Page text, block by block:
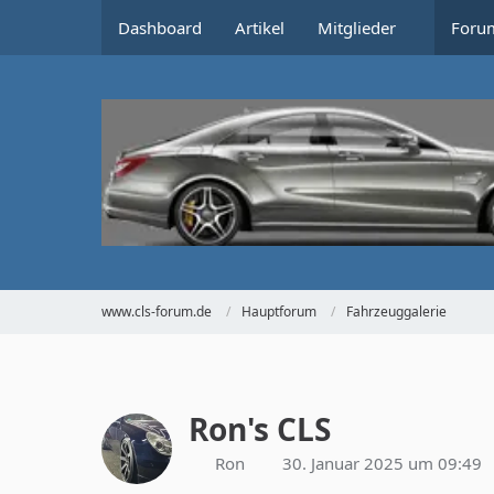
Dashboard Artikel Mitglieder
www.cls-forum.de Hauptforum Fahrzeuggalerie
Ron's CLS
Ron 30. Januar 2025 um 09:49